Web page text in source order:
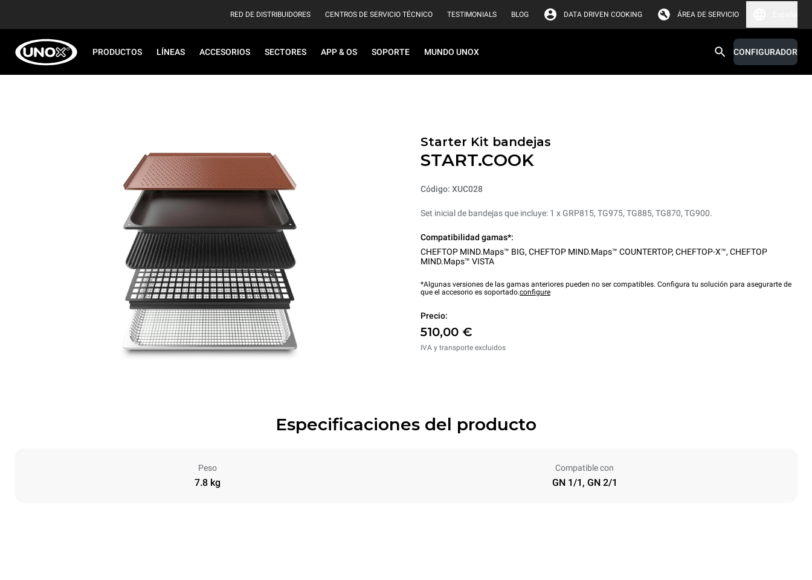
RED DE DISTRIBUIDORES CENTROS DE SERVICIO TÉCNICO TESTIMONIALS BLOG DATA DRIVEN COOKING ÁREA DE SERVICIO
PRODUCTOS LÍNEAS ACCESORIOS SECTORES APP & OS SOPORTE MUNDO UNOX CONFIGURADOR
Starter Kit bandejas
START.COOK
Código: XUC028
Set inicial de bandejas que incluye: 1 x GRP815, TG975, TG885, TG870, TG900.
Compatibilidad gamas*:
CHEFTOP MIND.Maps™ BIG, CHEFTOP MIND.Maps™ COUNTERTOP, CHEFTOP-X™, CHEFTOP
MIND.Maps™ VISTA
*Algunas versiones de las gamas anteriores pueden no ser compatibles. Configura tu solución para asegurarte de
que el accesorio es soportado.configure
Precio:
510,00 €
IVA y transporte excluidos
Especificaciones del producto
Peso
7.8 kg
Compatible con
GN 1/1, GN 2/1